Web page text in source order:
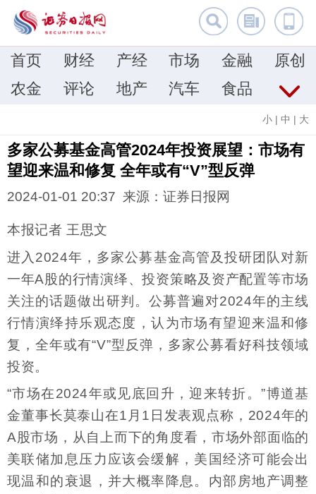
首页 财经 产经 市场 金融
原创
农金
评论 地产 汽车 食品
小 | 中 | 大
多家公募基金高管2024年投资展望：市场有
望迎来温和修复 全年或有“V”型反弹
2024-01-01 20:37 来源：证券日报网
本报记者 王思文
进入2024年，多家公募基金高管及投研团队对新
一年A股的行情演绎、投资策略及资产配置等市场
关注的话题做出研判。公募普遍对2024年的主线
行情演绎持乐观态度，认为市场有望迎来温和修
复，全年或有“V”型反弹，多家公募看好科技领域
投资。
“市场在2024年或见底回升，迎来转折。”博道基
金董事长莫泰山在1月1日发表观点称，2024年的
A股市场，从自上而下的角度看，市场外部面临的
美联储加息压力应该会缓解，美国经济可能会出
现温和的衰退，并大概率降息。内部房地产调整